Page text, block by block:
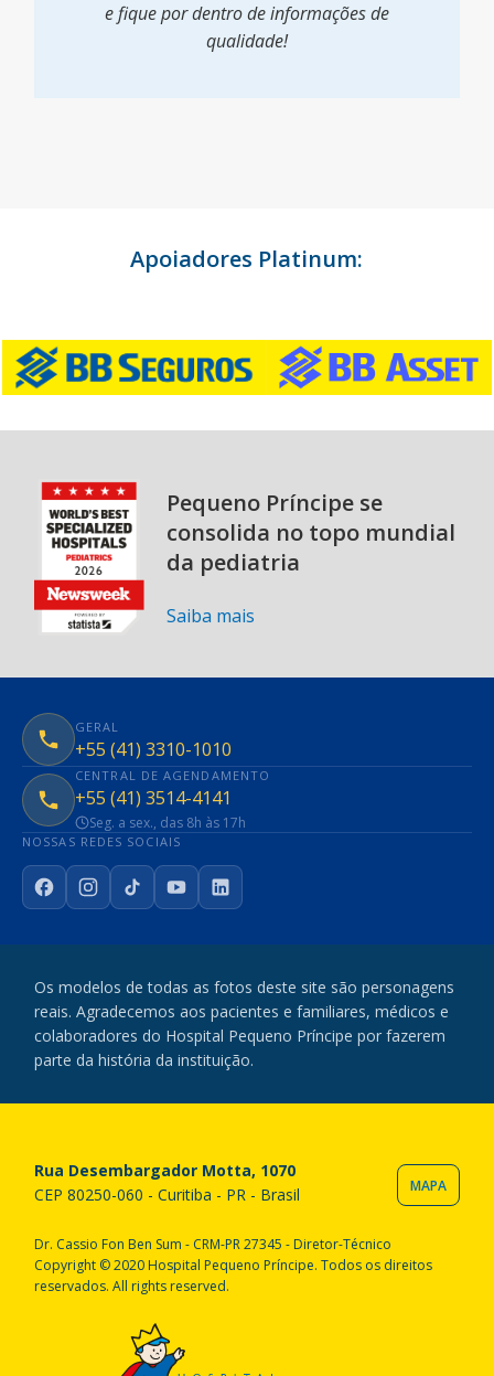
e fique por dentro de informações de
qualidade!
Apoiadores Platinum:
Pequeno Príncipe se
consolida no topo mundial
da pediatria
Saiba mais
GERAL
+55 (41) 3310-1010
CENTRAL DE AGENDAMENTO
+55 (41) 3514-4141
Seg. a sex., das 8h às 17h
NOSSAS REDES SOCIAIS
FacebookInstagram
TikTokYouTubeLinkedIn
Os modelos de todas as fotos deste site são personagens
reais. Agradecemos aos pacientes e familiares, médicos e
colaboradores do Hospital Pequeno Príncipe por fazerem
parte da história da instituição.
Rua Desembargador Motta, 1070
CEP 80250-060 - Curitiba - PR - Brasil
MAPA
Dr. Cassio Fon Ben Sum - CRM-PR 27345 - Diretor-Técnico
Copyright © 2020 Hospital Pequeno Príncipe. Todos os direitos
reservados. All rights reserved.